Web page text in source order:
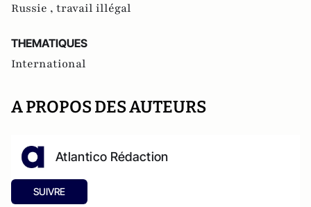
Russie , travail illégal
THEMATIQUES
International
A PROPOS DES AUTEURS
Atlantico Rédaction
SUIVRE